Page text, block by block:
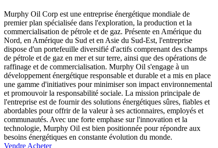
Murphy Oil Corp est une entreprise énergétique mondiale de
premier plan spécialisée dans l'exploration, la production et la
commercialisation de pétrole et de gaz. Présente en Amérique du
Nord, en Amérique du Sud et en Asie du Sud-Est, l'entreprise
dispose d'un portefeuille diversifié d'actifs comprenant des champs
de pétrole et de gaz en mer et sur terre, ainsi que des opérations de
raffinage et de commercialisation. Murphy Oil s'engage à un
développement énergétique responsable et durable et a mis en place
une gamme d'initiatives pour minimiser son impact environnemental
et promouvoir la responsabilité sociale. La mission principale de
l'entreprise est de fournir des solutions énergétiques sûres, fiables et
abordables pour offrir de la valeur à ses actionnaires, employés et
communautés. Avec une forte emphase sur l'innovation et la
technologie, Murphy Oil est bien positionnée pour répondre aux
besoins énergétiques en constante évolution du monde.
Vendre Acheter